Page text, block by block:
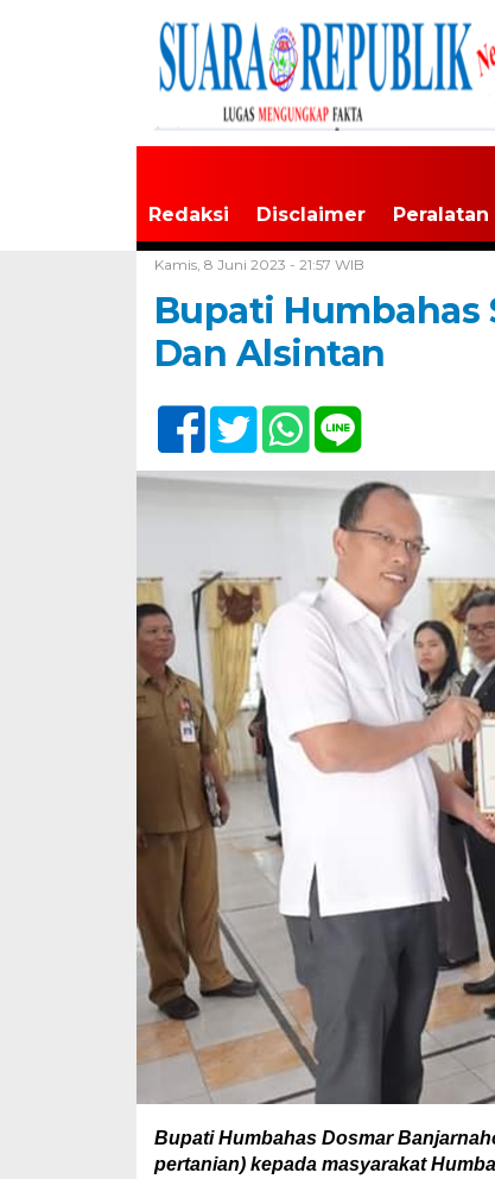
Redaksi Disclaimer Peralatan
Kamis, 8 Juni 2023 - 21:57 WIB
Bupati Humbahas
Dan Alsintan
Bupati Humbahas Dosmar
pertanian) kepada masyarakat